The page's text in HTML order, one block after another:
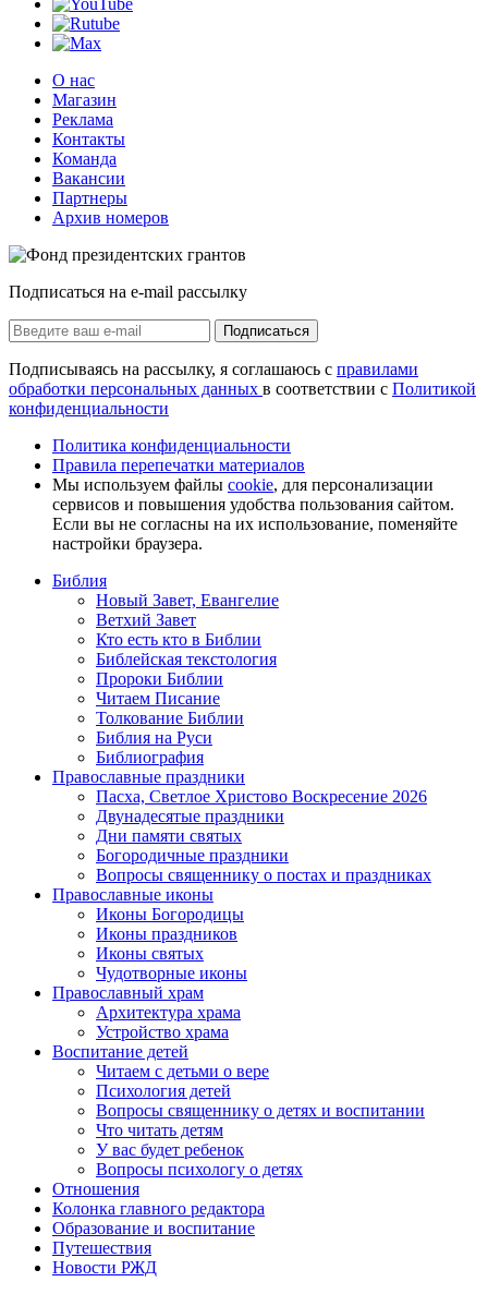
О нас
Магазин
Реклама
Контакты
Команда
Вакансии
Партнеры
Архив номеров
Подписаться на e-mail рассылку
Подписаться
Подписываясь на рассылку, я соглашаюсь с правилами
обработки персональных данных в соответствии с Политикой
конфиденциальности
Политика конфиденциальности
Правила перепечатки материалов
Мы используем файлы cookie, для персонализации
сервисов и повышения удобства пользования сайтом.
Если вы не согласны на их использование, поменяйте
настройки браузера.
Библия
Новый Завет, Евангелие
Ветхий Завет
Кто есть кто в Библии
Библейская текстология
Пророки Библии
Читаем Писание
Толкование Библии
Библия на Руси
Библиография
Православные праздники
Пасха, Светлое Христово Воскресение 2026
Двунадесятые праздники
Дни памяти святых
Богородичные праздники
Вопросы священнику о постах и праздниках
Православные иконы
Иконы Богородицы
Иконы праздников
Иконы святых
Чудотворные иконы
Православный храм
Архитектура храма
Устройство храма
Воспитание детей
Читаем с детьми о вере
Психология детей
Вопросы священнику о детях и воспитании
Что читать детям
У вас будет ребенок
Вопросы психологу о детях
Отношения
Колонка главного редактора
Образование и воспитание
Путешествия
Новости РЖД